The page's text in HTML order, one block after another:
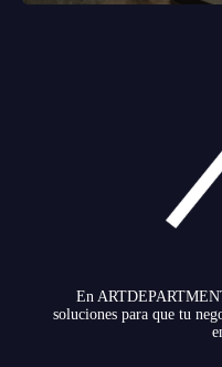
En
soluciones para que tu